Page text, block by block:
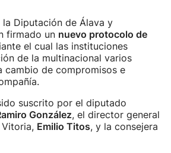
la Diputación de Álava y
firmado un nuevo protocolo de
el cual las instituciones
de la multinacional varios
cambio de compromisos e
suscrito por el diputado
González, el director general
Emilio Titos, y la consejera